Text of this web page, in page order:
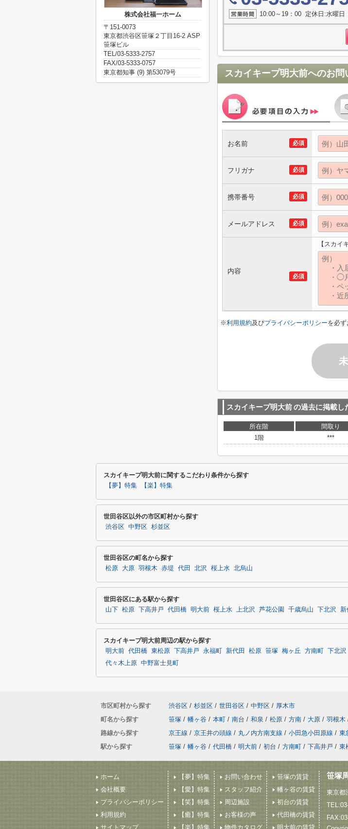
10:00～19：00 定休日:水曜日
スカイキープ明大前へのお問
必須
お名前
必須
フリガナ
必須
携帯番号
必須
メールアドレス
必須
内容
【スカイ
※利用規約及びプライバシーポリシーを必
スカイキープ明大前の過去に掲載し
所在階 間取り
1階
***
株式会社福一ホーム
〒151-0073
東京都渋谷区笹塚２丁目16-2 ASP
笹塚ビル
TEL/03-5333-2757
FAX/03-5333-0757
東京都知事 (9) 第53079号
スカイキープ明大前に関するこだわり条件から探す
【夢】特集 【楽】特集
世田谷区以外の市区町村から探す
渋谷区 中野区 杉並区
世田谷区の町名から探す
松原 大原 羽根木 赤堤 代田 北沢 桜上水 北烏山
世田谷区にある駅から探す
山下 松原 下高井戸 代田橋 明大前 桜上水 上北沢 芦花公園 千歳烏山 下北沢 新
スカイキープ明大前周辺の駅から探す
明大前 代田橋 東松原 下高井戸 永福町 新代田 松原 笹塚 梅ヶ丘 方南町 下北沢
代々木上原
中野富士見町
市区町村から探す 渋谷区 / 杉並区 / 世田谷区 / 中野区 / 厚木市
町名から探す
笹塚 / 幡ヶ谷 / 本町 / 南台 / 和泉 / 松原 / 方南 / 大原 / 羽根木
路線から探す
京王線 / 京王井の頭線 / 丸ノ内方南支線 / 小田急小田原線 / 東
駅から探す
笹塚 / 幡ヶ谷 / 代田橋 / 明大前 / 初台 / 方南町 / 下高井戸 / 東
ホーム
会社概要
プライバシーポリシー
利用規約
サイトマップ
【夢】特集
【愛】特集
【笑】特集
【癒】特集
【楽】特集
お問い合わせ
スタッフ紹介
周辺施設
お客様の声
物件カタログ
笹塚の賃貸
幡ヶ谷の賃貸
初台の賃貸
代田橋の賃貸
明大前の賃貸
笹塚
東京都